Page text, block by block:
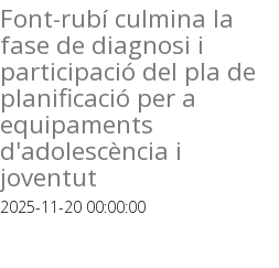
Font-rubí culmina la
fase de diagnosi i
participació del pla de
planificació per a
equipaments
d'adolescència i
joventut
2025-11-20 00:00:00